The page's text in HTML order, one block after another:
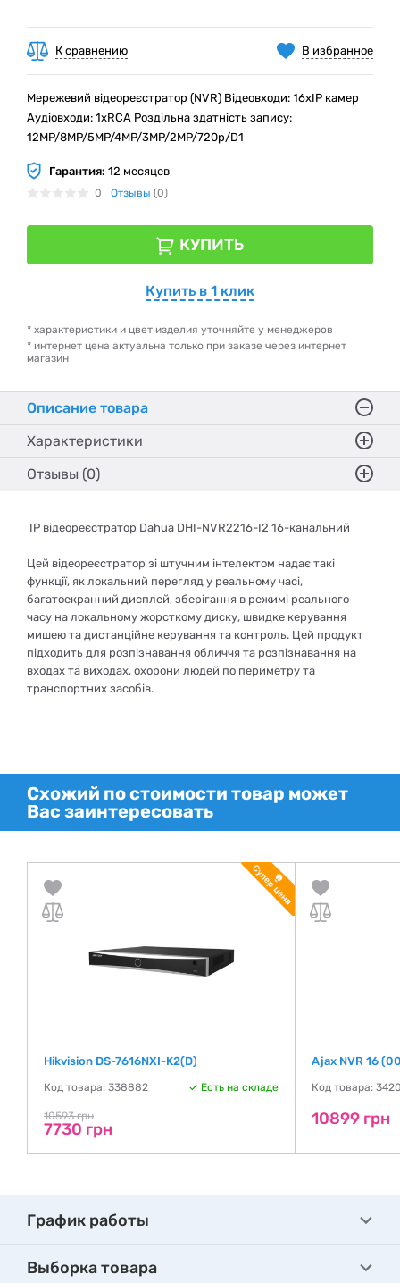
В избранное
К сравнению
Мережевий відеореєстратор (NVR) Відеовходи: 16xIP камер
Аудіовходи: 1xRCA Роздільна здатність запису:
12MP/8MP/5MP/4MP/3MP/2MP/720p/D1
Гарантия: 12 месяцев
0 Отзывы (0)
КУПИТЬ
Купить в 1 клик
* характеристики и цвет изделия уточняйте у менеджеров
* интернет цена актуальна только при заказе через интернет
магазин
Описание товара
Характеристики
Отзывы (0)
IP відеореєстратор Dahua DHI-NVR2216-I2 16-канальний
Цей відеореєстратор зі штучним інтелектом надає такі
функції, як локальний перегляд у реальному часі,
багатоекранний дисплей, зберігання в режимі реального
часу на локальному жорсткому диску, швидке керування
мишею та дистанційне керування та контроль. Цей продукт
підходить для розпізнавання обличчя та розпізнавання на
входах та виходах, охорони людей по периметру та
транспортних засобів.
Схожий по стоимости товар может
Вас заинтересовать
Hikvision DS-7616NXI-K2(D)
Код товара: 338882 Есть на складе
10593 грн
7730 грн
Ajax NVR 16
Код товара:
10899 грн
График работы
Выборка товара